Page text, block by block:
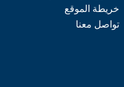
خريطة الموقع
تواصل معنا